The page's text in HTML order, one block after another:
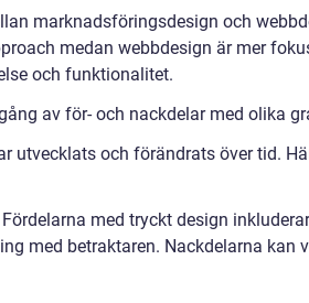
marknadsföringsdesign och
medan webbdesign är mer
och funktionalitet.
av för- och nackdelar med olika
utvecklats och förändrats över tid.
med tryckt design
med betraktaren. Nackdelarna kan